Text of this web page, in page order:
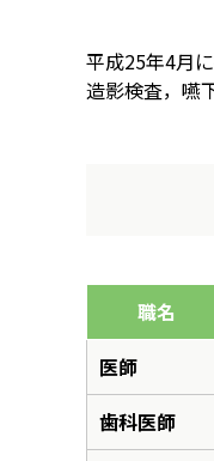
平成25年4月
造影検査，嚥
職名
医師
歯科医師